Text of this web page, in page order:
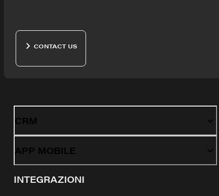
CONTACT US
CRM
APP MOBILE
INTEGRAZIONI